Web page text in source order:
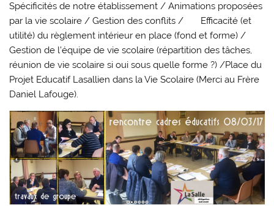
Spécificités de notre établissement / Animations proposées
par la vie scolaire / Gestion des conflits / Efficacité (et
utilité) du règlement intérieur en place (fond et forme) /
Gestion de l’équipe de vie scolaire (répartition des tâches,
réunion de vie scolaire si oui sous quelle forme ?) /Place du
Projet Educatif Lasallien dans la Vie Scolaire (Merci au Frère
Daniel Lafouge).